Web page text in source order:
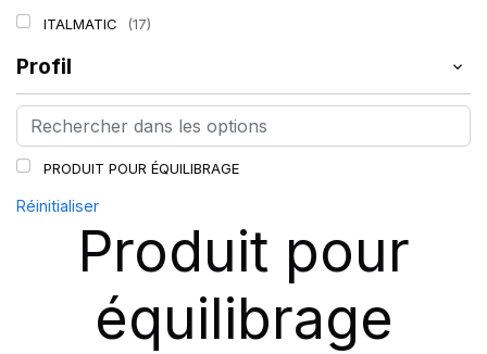
ITALMATIC (17)
Profil
PRODUIT POUR ÉQUILIBRAGE
Réinitialiser
Produit pour
équilibrage